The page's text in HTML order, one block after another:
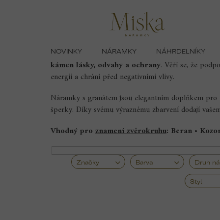
NOVINKY NÁRAMKY NÁHRDELNÍKY
Náramky Náramky s granátem
Náramky s granátemokouzlí svým hlubokým,
kámen lásky, odvahy a ochrany. Věří se, že
energii a chrání před negativními vlivy.
Náramky s granátem jsou elegantním doplňkem
šperky. Díky svému výraznému zbarvení dodají
Vhodný pro znamení zvěrokruhu: Beran •
Značky Barva Druh
Styl